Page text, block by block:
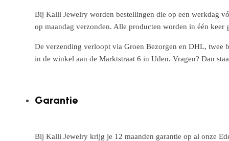
Bij Kalli Jewelry worden bestellingen die op een werkdag
op maandag verzonden. Alle producten worden in één
De verzending verloopt via Groen Bezorgen en DHL, twee
in de winkel aan de Marktstraat 6 in Uden. Vragen? Dan
Garantie
Bij Kalli Jewelry krijg je 12 maanden garantie op al onze